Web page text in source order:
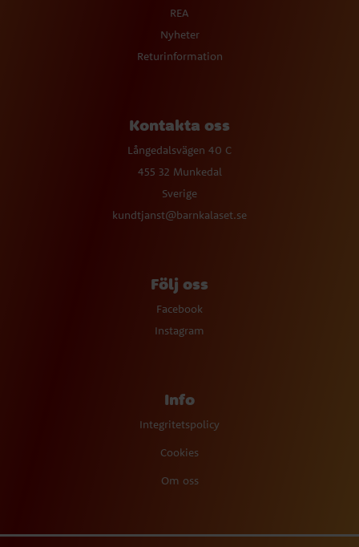
REA
Nyheter
Returinformation
Kontakta oss
Långedalsvägen 40 C
455 32 Munkedal
Sverige
kundtjanst@barnkalaset.se
Följ oss
Facebook
Instagram
Info
Integritetspolicy
Cookies
Om oss